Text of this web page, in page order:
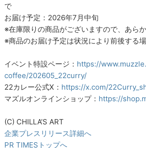
で
お届け予定：2026年7月中旬
※在庫限りの商品がございますので、あら
※商品のお届け予定は状況により前後する
イベント特設ページ： https://
coffee/202605_22curry/
22カレー公式X： https://x.com/
マズルオンラインショップ： https://
(C) CHILLA’S ART
企業プレスリリース詳細へ
PR TIMESトップへ